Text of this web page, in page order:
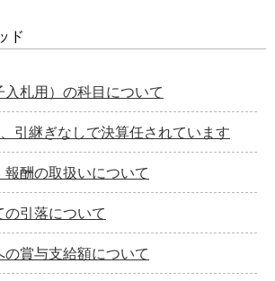
ド
札用）の科目について
引継ぎなしで決算任されています
酬の取扱いについて
引落について
賞与支給額について